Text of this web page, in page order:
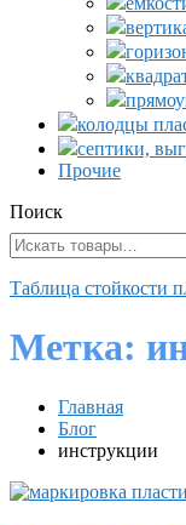
колодцы
септики,
Прочие
Поиск
Таблица стойкости
Метка:
Главная
Блог
инструкции